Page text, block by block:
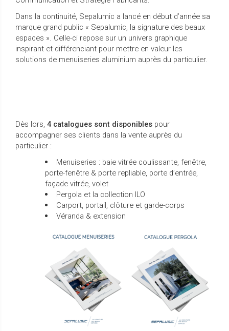
Dans la continuité, Sepalumic a lancé en début d’année sa
marque grand public « Sepalumic, la signature des beaux
espaces ». Celle-ci repose sur un univers graphique
inspirant et différenciant pour mettre en valeur les
solutions de menuiseries aluminium auprès du particulier.
Dès lors, 4 catalogues sont disponibles pour
accompagner ses clients dans la vente auprès du
particulier :
Menuiseries : baie vitrée coulissante, fenêtre,
porte-fenêtre & porte repliable, porte d’entrée,
façade vitrée, volet
Pergola et la collection ILO
Carport, portail, clôture et garde-corps
Véranda & extension